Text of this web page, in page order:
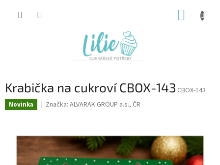
Krabička na cukroví CBOX-143 CBOX-143
Novinka Značka: ALVARAK GROUP a.s., ČR